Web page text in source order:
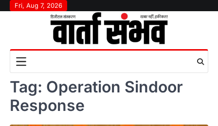
SkipFri, Aug 7, 2026
Tag: Operation Sindoor
Response